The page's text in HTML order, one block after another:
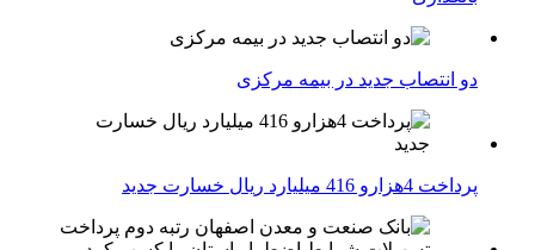
دو انتصاب جدید در بیمه مركزی
پرداخت 4هزارو 416 میلیارد ریال خسارت جدید